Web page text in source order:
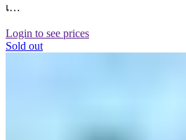
เ…
Login to see prices
Sold out